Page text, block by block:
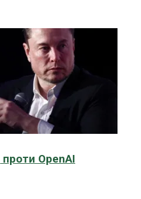
OpenAI